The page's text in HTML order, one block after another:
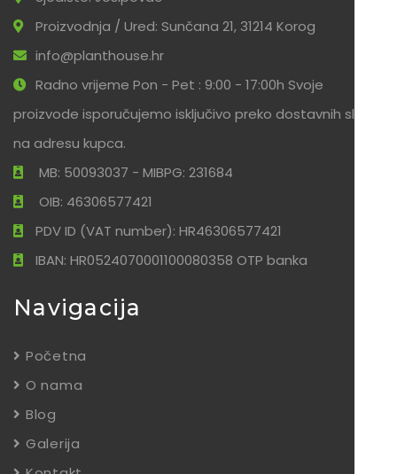
Proizvodnja / Ured: Sunčana 21, 31214 Korog
info@planthouse.hr
Radno vrijeme Pon - Pet : 9:00 - 17:00h Svoje
proizvode isporučujemo isključivo preko dostavnih službi
na adresu kupca.
MB: 50093037 - MIBPG: 231684
OIB: 46306577421
PDV ID (VAT number): HR46306577421
IBAN: HR0524070001100080358 OTP banka
Navigacija
Početna
O nama
Blog
Galerija